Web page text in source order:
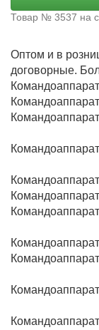
Товар № 3537 на
Оптом и в
договорные.